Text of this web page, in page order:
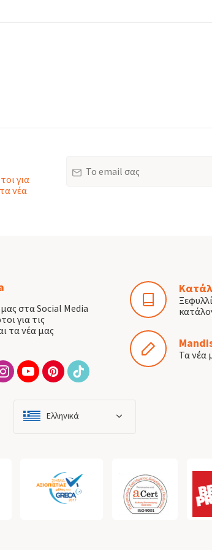
για
νέα
Ελληνικά
στα Social Media
για τις
τα νέα μας
Τα νέα